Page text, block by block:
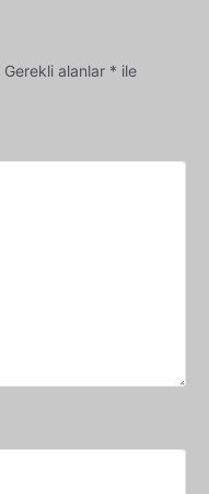
Gerekli alanlar * ile